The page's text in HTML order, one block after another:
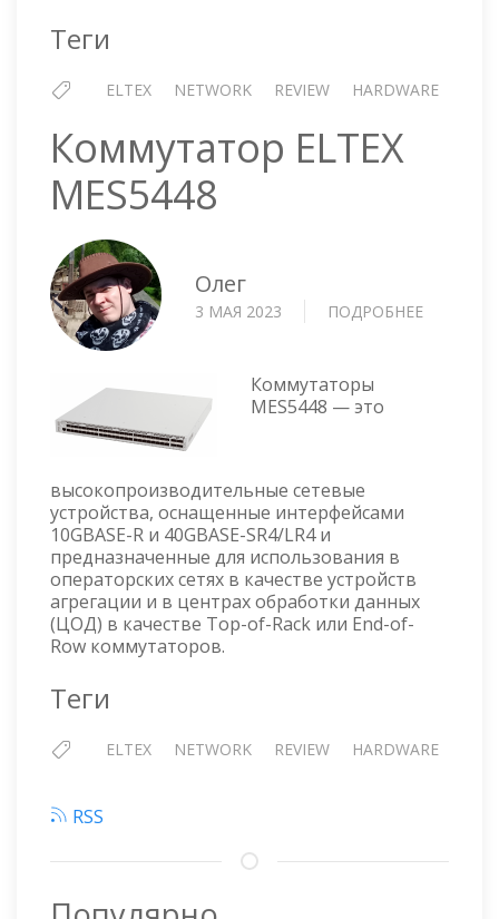
Теги
ELTEX NETWORK REVIEW HARDWARE
Коммутатор ELTEX
MES5448
Олег
3 МАЯ 2023 ПОДРОБНЕЕ
Коммутаторы
MES5448 — это
высокопроизводительные сетевые
устройства, оснащенные интерфейсами
10GBASE-R и 40GBASE-SR4/LR4 и
предназначенные для использования в
операторских сетях в качестве устройств
агрегации и в центрах обработки данных
(ЦОД) в качестве Top-of-Rack или End-of-
Row коммутаторов.
Теги
ELTEX NETWORK REVIEW HARDWARE
RSS